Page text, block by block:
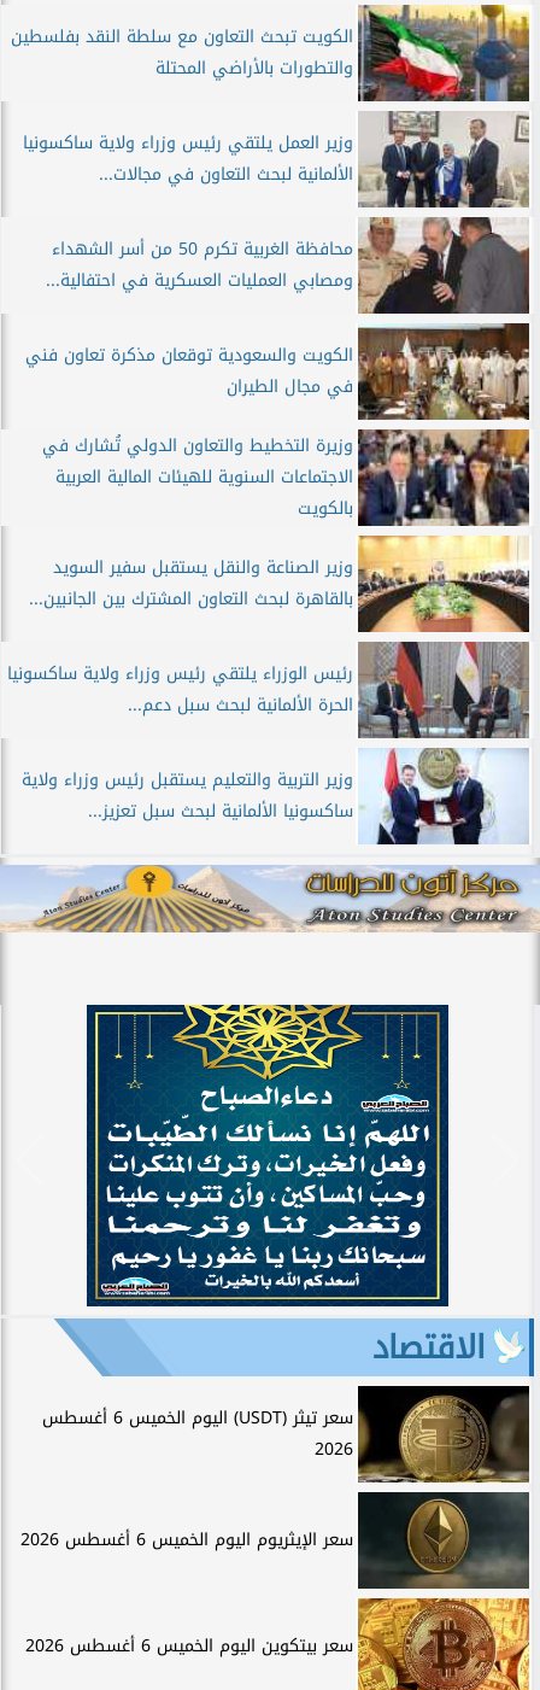
الكويت تبحث التعاون مع سلطة النقد بفلسطين
والتطورات بالأراضي المحتلة
وزير العمل يلتقي رئيس وزراء ولاية ساكسونيا
الألمانية لبحث التعاون في مجالات...
محافظة الغربية تكرم 50 من أسر الشهداء
ومصابي العمليات العسكرية في احتفالية...
الكويت والسعودية توقعان مذكرة تعاون فني
في مجال الطيران
وزيرة التخطيط والتعاون الدولي تُشارك في
الاجتماعات السنوية للهيئات المالية العربية
بالكويت
وزير الصناعة والنقل يستقبل سفير السويد
بالقاهرة لبحث التعاون المشترك بين الجانبين...
رئيس الوزراء يلتقي رئيس وزراء ولاية ساكسونيا
الحرة الألمانية لبحث سبل دعم...
وزير التربية والتعليم يستقبل رئيس وزراء ولاية
ساكسونيا الألمانية لبحث سبل تعزيز...
الاقتصاد
سعر تيثر (USDT) اليوم الخميس 6 أغسطس
2026
سعر الإيثريوم اليوم الخميس 6 أغسطس 2026
سعر بيتكوين اليوم الخميس 6 أغسطس 2026